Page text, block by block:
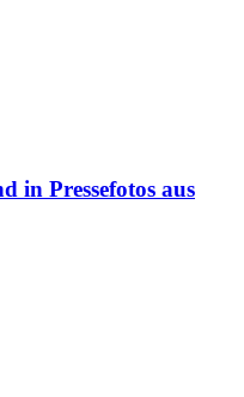
in Pressefotos aus